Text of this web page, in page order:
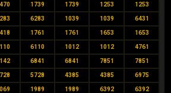
1739 1739 1253 1253
6283 1039 1039 6431
1761 1761 1653 1653
6110 1012 1012 4761
6841 6841 7851 7851
5728 4385 4385 6975
1989 1989 6392 6392